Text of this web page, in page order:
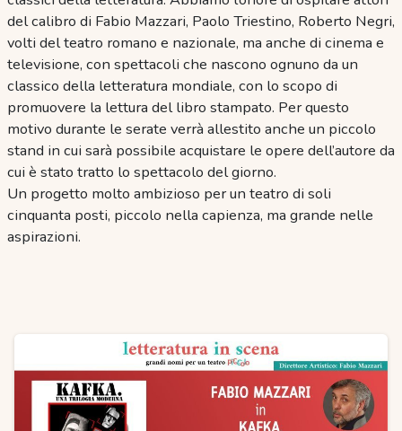
del calibro di Fabio Mazzari, Paolo Triestino, Roberto Negri,
volti del teatro romano e nazionale, ma anche di cinema e
televisione, con spettacoli che nascono ognuno da un
classico della letteratura mondiale, con lo scopo di
promuovere la lettura del libro stampato. Per questo
motivo durante le serate verrà allestito anche un piccolo
stand in cui sarà possibile acquistare le opere dell’autore da
cui è stato tratto lo spettacolo del giorno.
Un progetto molto ambizioso per un teatro di soli
cinquanta posti, piccolo nella capienza, ma grande nelle
aspirazioni.